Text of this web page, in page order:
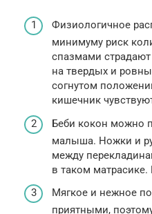
Физиологичное
минимуму риск
спазмами
на твердых и
согнутом
кишечник
Беби кокон можно
малыша. Ножки и
между
в таком
Мягкое и нежное
приятными,